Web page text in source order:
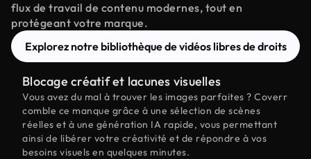
flux de travail de contenu modernes, tout en
protégeant votre marque.
Explorez notre bibliothèque de vidéos libres de droits
Blocage créatif et lacunes visuelles
Vous avez du mal à trouver les images parfaites ? Coverr
comble ce manque grâce à une sélection de scènes
réelles et à une génération IA rapide, vous permettant
ainsi de libérer votre créativité et de répondre à vos
besoins visuels en quelques minutes.